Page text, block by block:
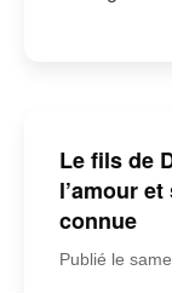
Le fils de
l’amour
connue
Publié le